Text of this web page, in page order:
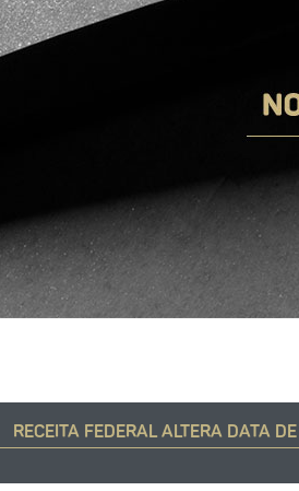
RECEITA FEDERAL ALTERA DATA